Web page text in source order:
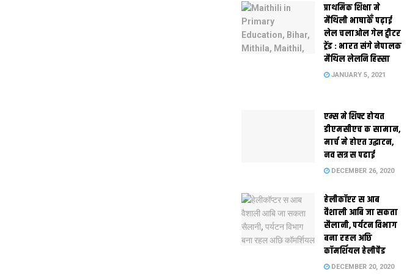
प्राथमिक शि‍क्षा मे
मैथि‍ली भाषाकेँ पढ़ाई
लेल चलाओल गेल ट्वीटर
ट्रेंड : भारत संगे नेपालक
मैथिल लेलनि हिस्सा
JANUARY 5, 2021
एम्स मे शिफ्ट होयत
डीएमसीएच क सामान,
मार्च मे होएत उद्घाटन,
नव सत्र स पढाई
DECEMBER 26, 2020
हेलीकॉप्टर स आब
वैशाली आबि जा सकता
सैलानी, पर्यटन विभाग
बना रहल अछि
कॉमर्शियल हेलीपैड
DECEMBER 20, 2020